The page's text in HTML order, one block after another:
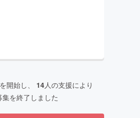
開始し、 14人の支援により
集を終了しました